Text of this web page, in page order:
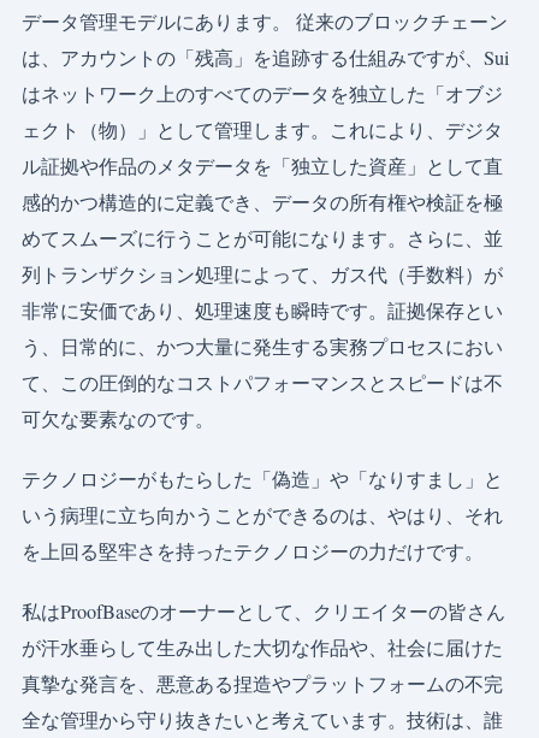
データ管理モデルにあります。 従来のブロックチェーン
は、アカウントの「残高」を追跡する仕組みですが、Sui
はネットワーク上のすべてのデータを独立した「オブジ
ェクト（物）」として管理します。これにより、デジタ
ル証拠や作品のメタデータを「独立した資産」として直
感的かつ構造的に定義でき、データの所有権や検証を極
めてスムーズに行うことが可能になります。さらに、並
列トランザクション処理によって、ガス代（手数料）が
非常に安価であり、処理速度も瞬時です。証拠保存とい
う、日常的に、かつ大量に発生する実務プロセスにおい
て、この圧倒的なコストパフォーマンスとスピードは不
可欠な要素なのです。
テクノロジーがもたらした「偽造」や「なりすまし」と
いう病理に立ち向かうことができるのは、やはり、それ
を上回る堅牢さを持ったテクノロジーの力だけです。
私はProofBaseのオーナーとして、クリエイターの皆さん
が汗水垂らして生み出した大切な作品や、社会に届けた
真摯な発言を、悪意ある捏造やプラットフォームの不完
全な管理から守り抜きたいと考えています。技術は、誰